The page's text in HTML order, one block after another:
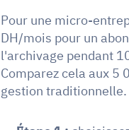
Pour une micro-
DH/mois pour un
l'archivage pendant
Comparez cela aux 5
gestion traditionnelle.